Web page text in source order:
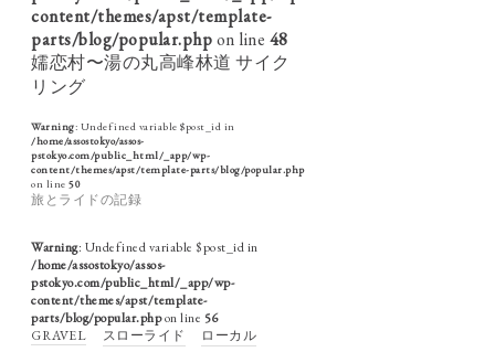
content/themes/apst/template-
parts/blog/popular.phpon line 48
嬬恋村〜湯の丸高峰林道 サイク
リング
Warning: Undefined variable $post_id in
/home/assostokyo/assos-
pstokyo.com/public_html/_app/wp-
content/themes/apst/template-parts/blog/popular.php
on line 50
旅とライドの記録
Warning: Undefined variable $post_id in
/home/assostokyo/assos-
pstokyo.com/public_html/_app/wp-
content/themes/apst/template-
parts/blog/popular.phpon line 56
GRAVEL
スローライド
ローカル